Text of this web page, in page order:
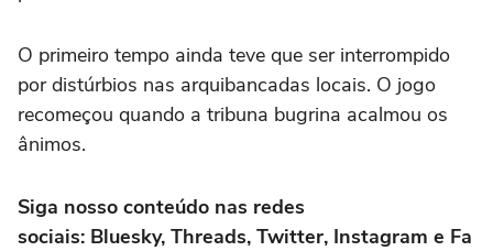
O primeiro tempo ainda teve que ser interrompido
por distúrbios nas arquibancadas locais. O jogo
recomeçou quando a tribuna bugrina acalmou os
ânimos.
Siga nosso conteúdo nas redes
sociais: Bluesky, Threads, Twitter, Instagram e Fa